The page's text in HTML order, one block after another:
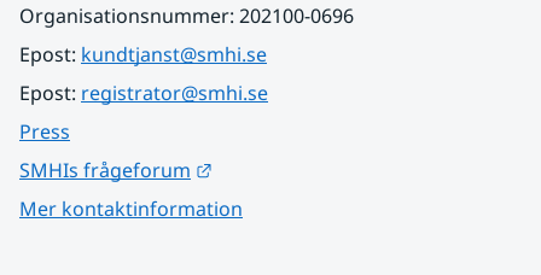
Organisationsnummer: 202100-0696
Epost: kundtjanst@smhi.se
Epost: registrator@smhi.se
Press
SMHIs frågeforum
Mer kontaktinformation